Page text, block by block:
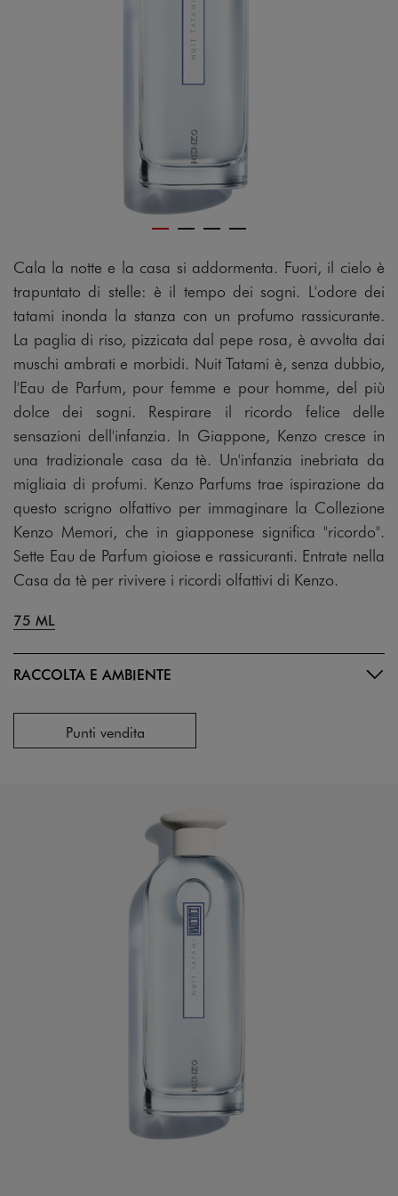
Cala la notte e la casa si addormenta. Fuori, il cielo è
trapuntato di stelle: è il tempo dei sogni. L'odore dei
tatami inonda la stanza con un profumo rassicurante.
La paglia di riso, pizzicata dal pepe rosa, è avvolta dai
muschi ambrati e morbidi. Nuit Tatami è, senza dubbio,
l'Eau de Parfum, pour femme e pour homme, del più
dolce dei sogni. Respirare il ricordo felice delle
sensazioni dell'infanzia. In Giappone, Kenzo cresce in
una tradizionale casa da tè. Un'infanzia inebriata da
migliaia di profumi. Kenzo Parfums trae ispirazione da
questo scrigno olfattivo per immaginare la Collezione
Kenzo Memori, che in giapponese significa "ricordo".
Sette Eau de Parfum gioiose e rassicuranti. Entrate nella
Casa da tè per rivivere i ricordi olfattivi di Kenzo.
75 ML
RACCOLTA E AMBIENTE
Punti vendita